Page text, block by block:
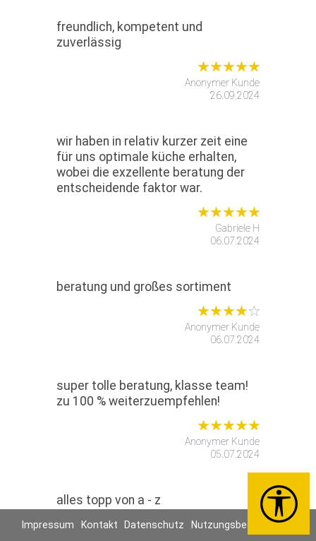
freundlich, kompetent und
zuverlässig
Anonymer Kunde
26.09.2024
wir haben in relativ kurzer zeit eine
für uns optimale küche erhalten,
wobei die exzellente beratung der
entscheidende faktor war.
Gabriele H
06.07.2024
beratung und großes sortiment
Anonymer Kunde
06.07.2024
super tolle beratung, klasse team!
zu 100 % weiterzuempfehlen!
Anonymer Kunde
05.07.2024
alles topp von a - z
Impressum Kontakt Datenschutz Nutzungsbedingungen